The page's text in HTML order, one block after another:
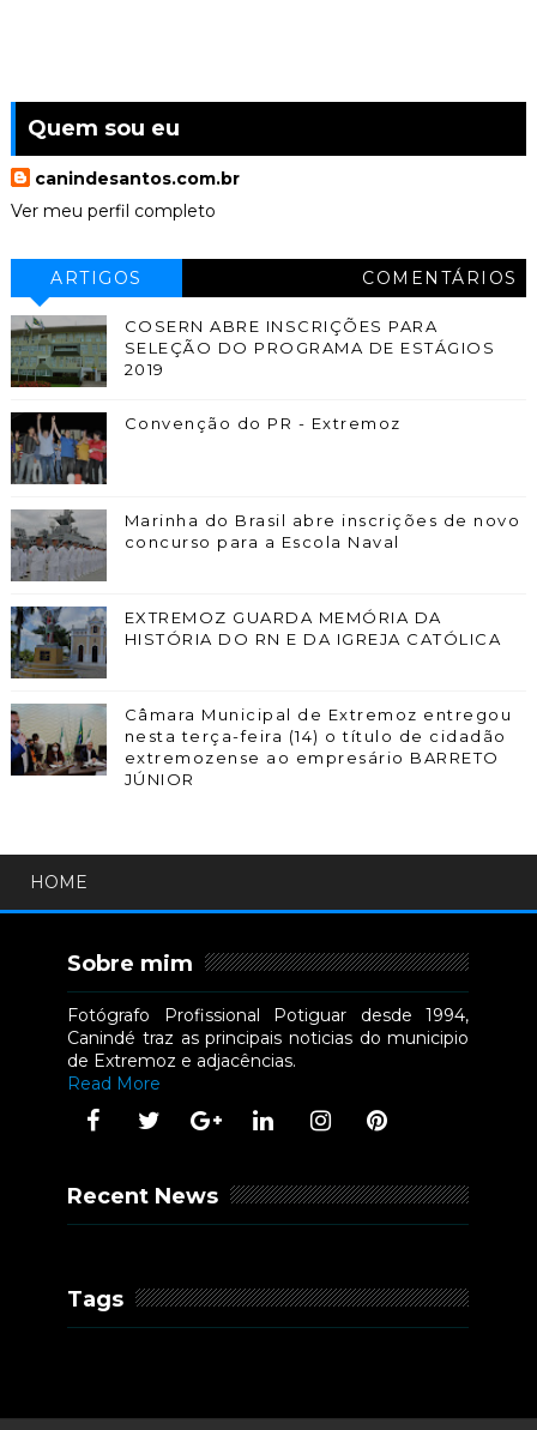
Quem sou eu
canindesantos.com.br
Ver meu perfil completo
ARTIGOS COMENTÁRIOS
COSERN ABRE INSCRIÇÕES PARA
SELEÇÃO DO PROGRAMA DE ESTÁGIOS
2019
Convenção do PR - Extremoz
Marinha do Brasil abre inscrições de novo
concurso para a Escola Naval
EXTREMOZ GUARDA MEMÓRIA DA
HISTÓRIA DO RN E DA IGREJA CATÓLICA
Câmara Municipal de Extremoz entregou
nesta terça-feira (14) o título de cidadão
extremozense ao empresário BARRETO
JÚNIOR
HOME
Sobre mim
Fotógrafo Profissional Potiguar desde 1994,
Canindé traz as principais noticias do municipio
de Extremoz e adjacências.
Read More
Recent News
Tags